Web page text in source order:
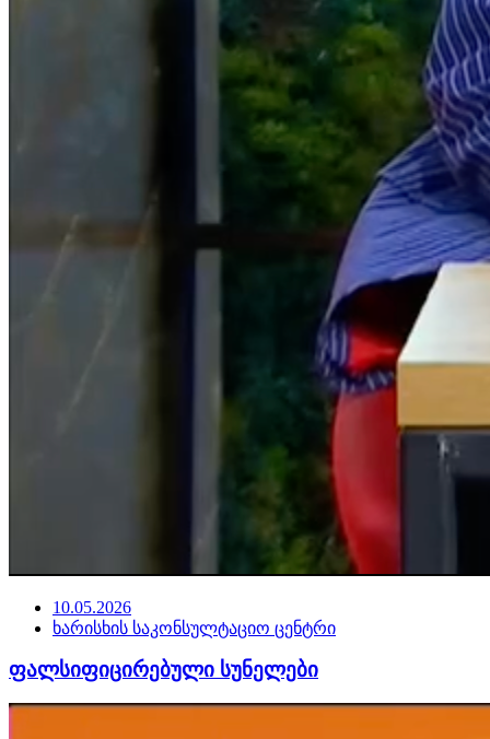
10.05.2026
ხარისხის საკონსულტაციო ცენტრი
ფალსიფიცირებული სუნელები